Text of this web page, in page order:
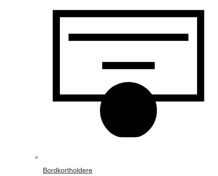
Bordkortholdere